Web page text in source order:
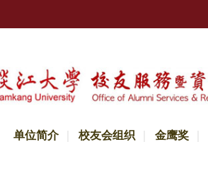
单位简介 校友会组织 金鹰奖